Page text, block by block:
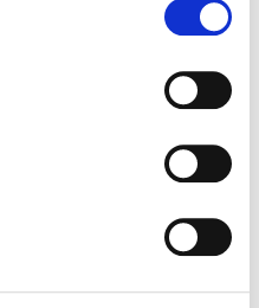
kolejnych latach użytkowania,
i zestawieniu ich z kosztem
w danych warunkach.
obie strategie: używa własnego